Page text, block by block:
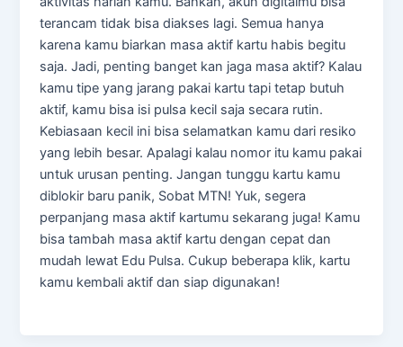
terancam tidak bisa diakses lagi. Semua hanya
karena kamu biarkan masa aktif kartu habis begitu
saja. Jadi, penting banget kan jaga masa aktif? Kalau
kamu tipe yang jarang pakai kartu tapi tetap butuh
aktif, kamu bisa isi pulsa kecil saja secara rutin.
Kebiasaan kecil ini bisa selamatkan kamu dari resiko
yang lebih besar. Apalagi kalau nomor itu kamu pakai
untuk urusan penting. Jangan tunggu kartu kamu
diblokir baru panik, Sobat MTN! Yuk, segera
perpanjang masa aktif kartumu sekarang juga! Kamu
bisa tambah masa aktif kartu dengan cepat dan
mudah lewat Edu Pulsa. Cukup beberapa klik, kartu
kamu kembali aktif dan siap digunakan!